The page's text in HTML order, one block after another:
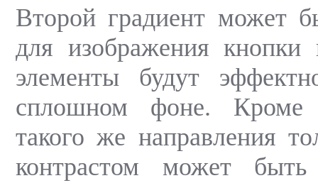
Второй градиент может
для изображения кнопки
элементы будут
сплошном фоне. Кроме
такого же направления
контрастом может